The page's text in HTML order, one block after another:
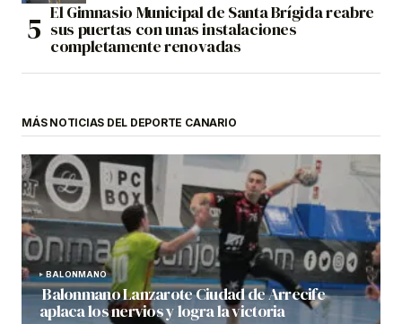
El Gimnasio Municipal de Santa Brígida reabre
sus puertas con unas instalaciones
completamente renovadas
MÁS NOTICIAS DEL DEPORTE CANARIO
BALONMANO
Balonmano Lanzarote Ciudad de Arrecife
aplaca los nervios y logra la victoria